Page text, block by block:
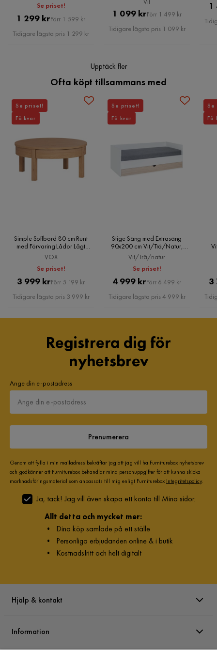
Se priset!
Pris
1 299 krOriginal
Pris
Förr 1 599 kr
Tidigare lägsta pris 1 299 kr
Pris
1 099 krOriginal
Pris
Förr 1 499 kr
Tidigare lägsta pris 1 099 kr
1
Upptäck fler
Ofta köpt tillsammans med
Simple Soffbord 80 cm Runt
med Förvaring Lådor Lågt
Natur, VOX
VOX
Se priset!
Pris
3 999 krOriginal
Pris
Förr 5 199 kr
Tidigare lägsta pris 3 999 kr
Se priset!
Få kvar
Stige Säng med Extrasäng
90x200 cm Vit/Trä/Natur,
Vit/Trä/natur
Vit/Trä/natur
Se priset!
Pris
4 999 krOriginal
Pris
Förr 6 499 kr
Tidigare lägsta pris 4 999 kr
Se priset!
Få kvar
3
Se
Få
Registrera dig för
nyhetsbrev
Ange din e-postadress
Prenumerera
Genom att fylla i min mailadress bekräftar jag att jag vill ha Furniturebox nyhetsbrev
och godkänner att Furniturebox behandlar mina personuppgifter för att kunna skicka
marknadsföringsmaterial som anpassats till mig enligt Furniturebox Integritetspolicy.
Ja, tack! Jag vill även skapa ett konto till Mina sidor.
Allt detta och mycket mer:
• Dina köp samlade på ett ställe
• Personliga erbjudanden online & i butik
• Kostnadsfritt och helt digitalt
Hjälp & kontakt
Information